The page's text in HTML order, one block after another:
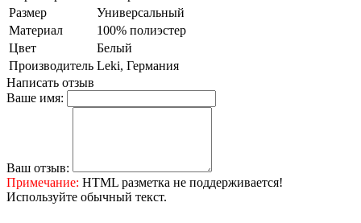
Размер
Универсальный
Материал
100% полиэстер
Цвет
Белый
Производитель Leki, Германия
Написать отзыв
Ваше имя:
Ваш отзыв:
Примечание: HTML разметка не поддерживается!
Используйте обычный текст.